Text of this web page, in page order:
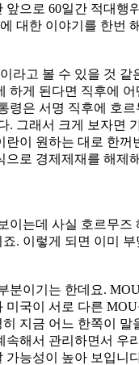
으로 60일간 적대
대한 이야기를 한번
라고 볼 수 있을 것
하게 된다면 직후에
령은 서명 직후에 호
. 그래서 크게 보자면
이 원하는 대로 한
로 경제제재를 해
이는데 사실 호르무
. 이렇게 되면 이미
분이기는 한데요.
미국이 서로 다른
지금 어느 한쪽이
해서 관리하면서
가능성이 높아 보입니